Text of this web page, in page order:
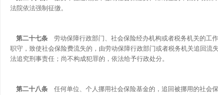
法院依法强制征缴。
第二十七条 劳动保障行政部门、社会保险经办机构或者税务机关的工
职守，致使社会保险费流失的，由劳动保障行政部门或者税务机关追回流
法追究刑事责任；尚不构成犯罪的，依法给予行政处分。
第二十八条 任何单位、个人挪用社会保险基金的，追回被挪用的社会